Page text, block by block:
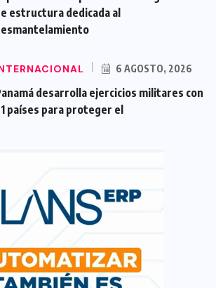
estructura dedicada al
6 AGOSTO, 2026
desarrolla ejercicios militares con
países para proteger el